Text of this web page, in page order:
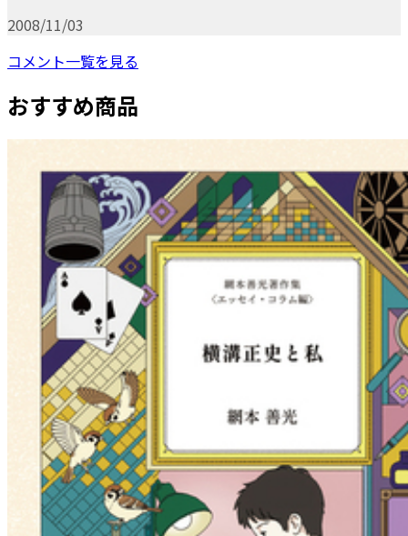
2008/11/03
コメント一覧を見る
おすすめ商品